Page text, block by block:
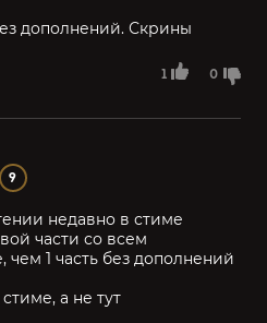
1 0
дополнений. Скрины
9
недавно в стиме
части со всем
1 часть без дополнений
а не тут